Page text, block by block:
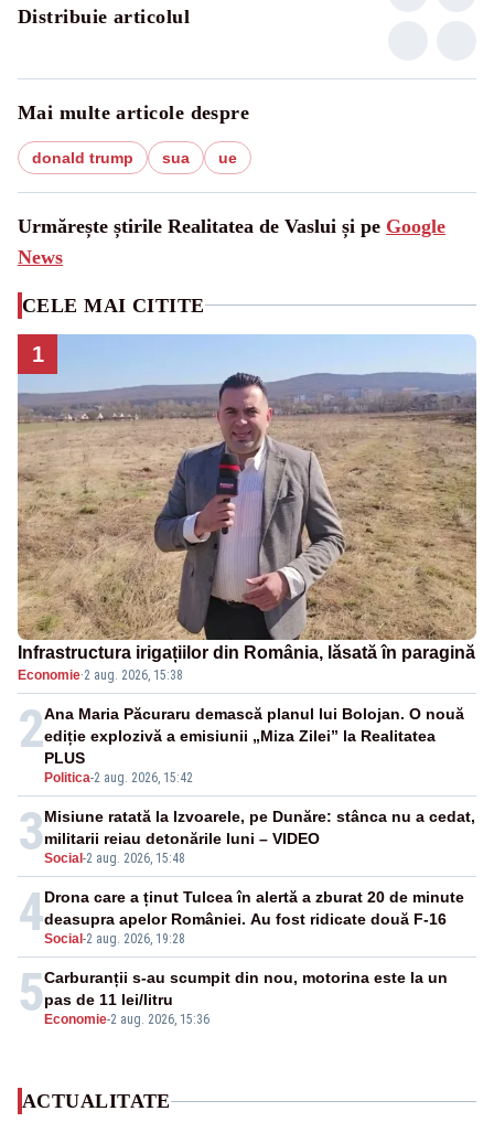
Distribuie articolul
Mai multe articole despre
donald trump sua ue
Urmărește știrile Realitatea de Vaslui și pe Google
News
CELE MAI CITITE
1
Infrastructura irigațiilor din România, lăsată în paragină
Economie·2 aug. 2026, 15:38
2
Politica-2 aug. 2026, 15:42
Ana Maria Păcuraru demască planul lui Bolojan. O nouă
ediție explozivă a emisiunii „Miza Zilei” la Realitatea
PLUS
3Social -2 aug. 2026, 15:48
Misiune ratată la Izvoarele, pe Dunăre: stânca nu a cedat,
militarii reiau detonările luni – VIDEO
4Social -2 aug. 2026, 19:28
Drona care a ținut Tulcea în alertă a zburat 20 de minute
deasupra apelor României. Au fost ridicate două F-16
5 Economie-2 aug. 2026, 15:36
Carburanții s-au scumpit din nou, motorina este la un
pas de 11 lei/litru
ACTUALITATE